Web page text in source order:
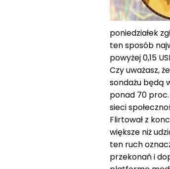
poniedziałek
ten sposób
powyżej 0,15
Czy uważasz,
sondażu będą
ponad 70
sieci
Flirtował z
większe niż
ten ruch
przekonań i